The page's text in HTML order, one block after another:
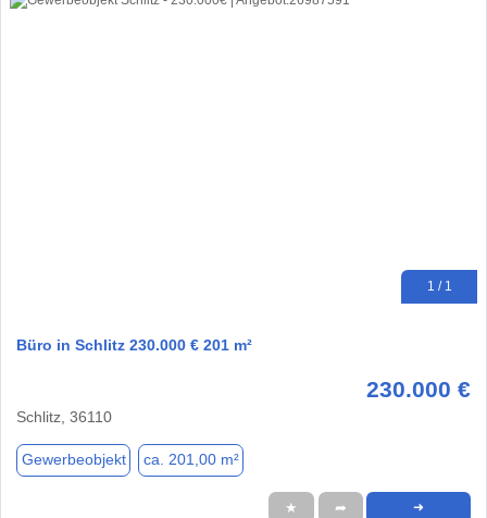
1 / 1
Büro in Schlitz 230.000 € 201 m²
230.000 €
Schlitz, 36110
Gewerbeobjekt ca. 201,00 m²
★ ➦ ➜